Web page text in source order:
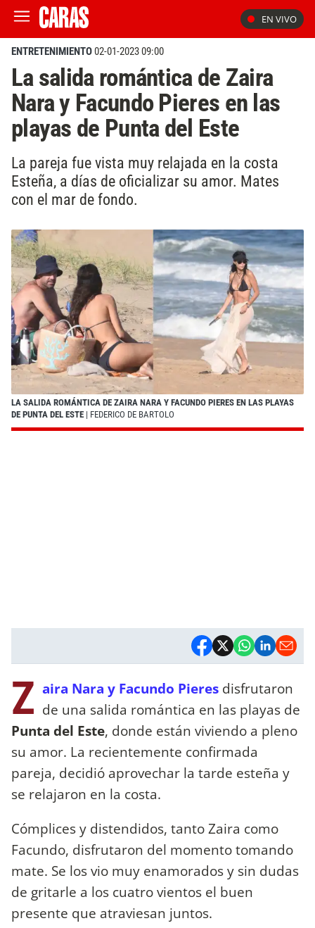
EN VIVO
ENTRETENIMIENTO02-01-2023 09:00
La salida romántica de Zaira
Nara y Facundo Pieres en las
playas de Punta del Este
La pareja fue vista muy relajada en la costa
Esteña, a días de oficializar su amor. Mates
con el mar de fondo.
LA SALIDA ROMÁNTICA DE ZAIRA NARA Y FACUNDO PIERES EN LAS PLAYAS
DE PUNTA DEL ESTE | FEDERICO DE BARTOLO
Z aira Nara y Facundo Pieres disfrutaron
de una salida romántica en las playas de
Punta del Este, donde están viviendo a pleno
su amor. La recientemente confirmada
pareja, decidió aprovechar la tarde esteña y
se relajaron en la costa.
Cómplices y distendidos, tanto Zaira como
Facundo, disfrutaron del momento tomando
mate. Se los vio muy enamorados y sin dudas
de gritarle a los cuatro vientos el buen
presente que atraviesan juntos.